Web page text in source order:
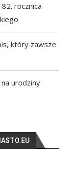
rocznica
który zawsze
urodziny